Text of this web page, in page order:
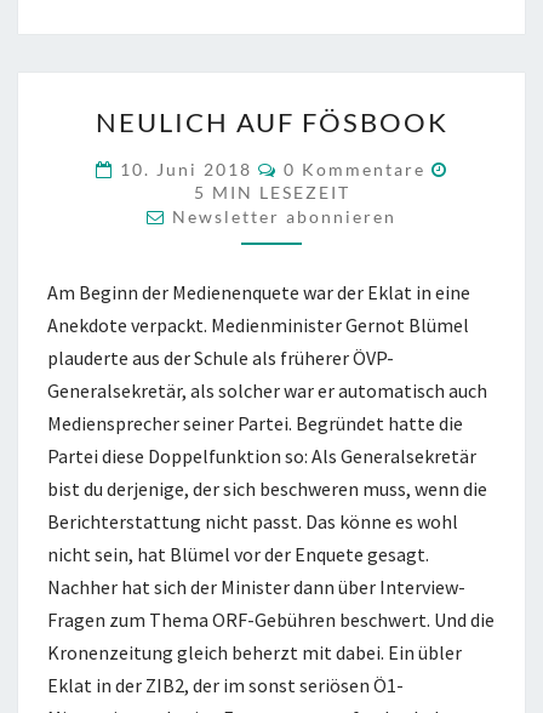
AUF
FÖSBOOK
NEULICH AUF FÖSBOOK
10. Juni 2018 KOMMENTARE
0 Kommentare
5 MIN LESEZEIT
Newsletter abonnieren
Am Beginn der Medienenquete war der Eklat in eine
Anekdote verpackt. Medienminister Gernot Blümel
plauderte aus der Schule als früherer ÖVP-
Generalsekretär, als solcher war er automatisch auch
Mediensprecher seiner Partei. Begründet hatte die
Partei diese Doppelfunktion so: Als Generalsekretär
bist du derjenige, der sich beschweren muss, wenn die
Berichterstattung nicht passt. Das könne es wohl
nicht sein, hat Blümel vor der Enquete gesagt.
Nachher hat sich der Minister dann über Interview-
Fragen zum Thema ORF-Gebühren beschwert. Und die
Kronenzeitung gleich beherzt mit dabei. Ein übler
Eklat in der ZIB2, der im sonst seriösen Ö1-